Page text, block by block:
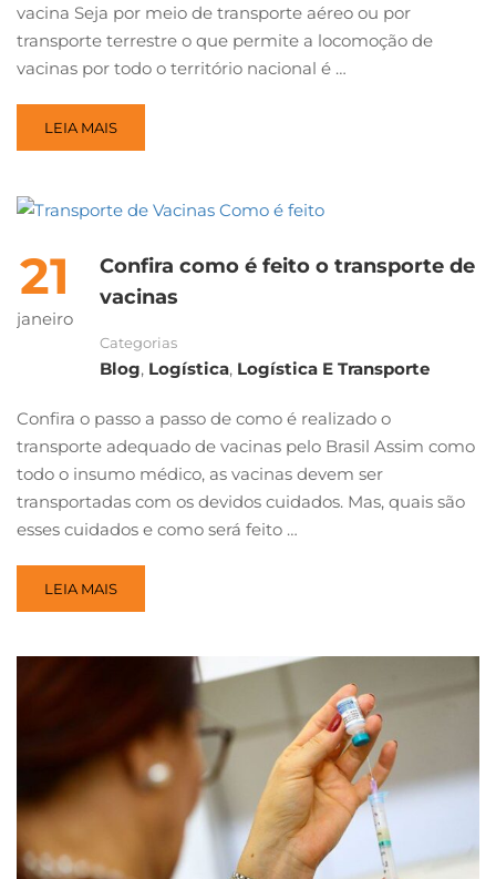
vacina Seja por meio de transporte aéreo ou por
transporte terrestre o que permite a locomoção de
vacinas por todo o território nacional é …
LEIA MAIS
21
janeiro
Confira como é feito o transporte de
vacinas
Categorias
Blog, Logística, Logística E Transporte
Confira o passo a passo de como é realizado o
transporte adequado de vacinas pelo Brasil Assim como
todo o insumo médico, as vacinas devem ser
transportadas com os devidos cuidados. Mas, quais são
esses cuidados e como será feito …
LEIA MAIS